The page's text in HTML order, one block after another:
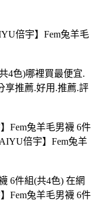
倍宇】Fem兔羊毛
4色)哪裡買最便宜.
享推薦.好用.推薦.評
Fem兔羊毛男襪 6件
倍宇】Fem兔羊
6件組(共4色) 在網
Fem兔羊毛男襪 6件